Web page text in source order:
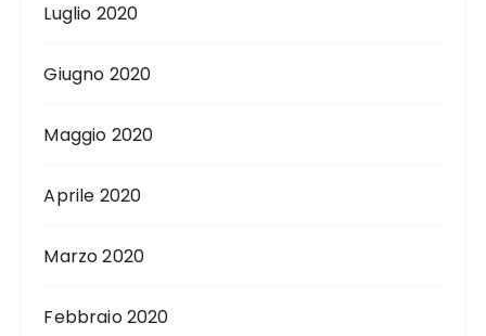
Luglio 2020
Giugno 2020
Maggio 2020
Aprile 2020
Marzo 2020
Febbraio 2020